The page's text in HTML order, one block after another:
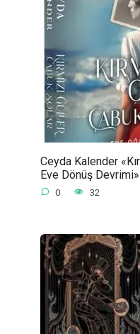
Ceyda Kalender
Eve Dönüş Devrimi»
0 32